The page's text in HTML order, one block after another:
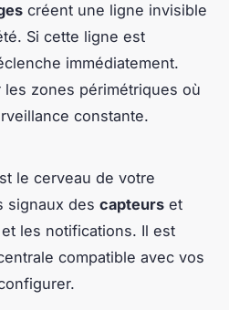
créent une ligne invisible
Si cette ligne est
immédiatement.
zones périmétriques où
constante.
le cerveau de votre
signaux des capteurs et
et les notifications. Il est
compatible avec vos